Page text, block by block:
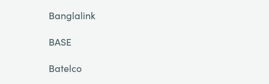
Banglalink
BASE
Batelco